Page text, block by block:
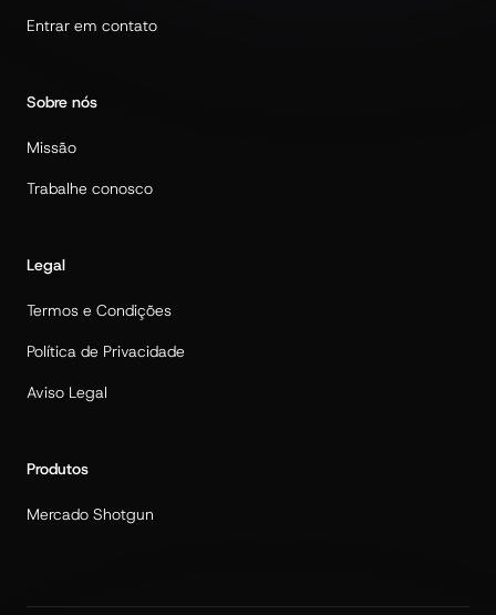
Entrar em contato
Sobre nós
Missão
Trabalhe conosco
Legal
Termos e Condições
Política de Privacidade
Aviso Legal
Produtos
Mercado Shotgun